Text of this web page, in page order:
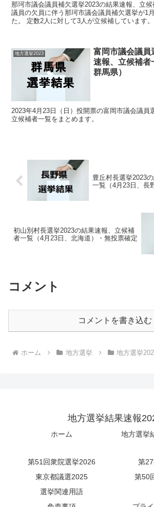
那珂市議会議員補欠選挙2023の結果速報、立
議員の欠員に伴う那珂市議会議員補欠選挙が1
た。 定数2人に対して3人が立候補しています
地方選挙2023
富岡市議会議員
速報、立候補者
群馬県）
2023年4月23日（日）投開票の富岡市議会議員
立候補者一覧をまとめます。
豊丘村長選挙2023
一覧（4月23日、長
初山別村長選挙2023の結果速報、立候補
者一覧（4月23日、北海道）・無投票確定
コメント
コメントを書き込む
ホーム 地方選挙 地方選挙
地方選挙結果速報
ホーム
地方選挙
第51回衆院選挙2026
第
東京都議選2025
第50
選挙関連用語